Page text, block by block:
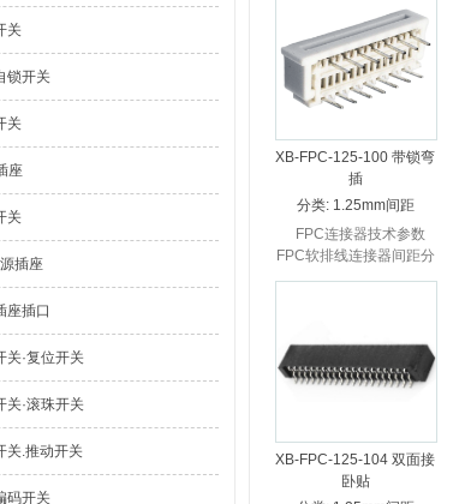
关
锁开关
关
座
关
插座
座插口
关·复位开关
关·滚珠开关
关.推动开关
码开关
XB-FPC-125-100 带锁弯
插
分类: 1.25mm间距
FPC连接器技术参数
FPC软排线连接器间距分
为0.3mm 0.5mm
XB-FPC-125-104 双面接
卧贴